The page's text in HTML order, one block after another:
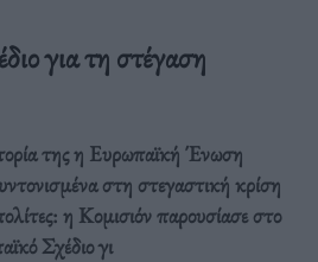
για τη στέγαση
της η Ευρωπαϊκή Ένωση
στη στεγαστική κρίση
η Κομισιόν παρουσίασε στο
Σχέδιο γι